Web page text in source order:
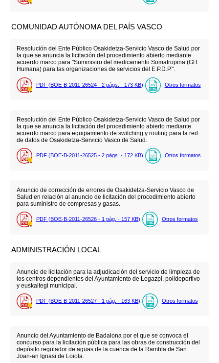
COMUNIDAD AUTÓNOMA DEL PAÍS VASCO
Resolución del Ente Público Osakidetza-Servicio Vasco de Salud por
la que se anuncia la licitación del procedimiento abierto mediante
acuerdo marco para "Suministro del medicamento Somatropina (GH
Humana) para las organizaciones de servicios del E.P.D.P.".
PDF (BOE-B-2011-26524 - 2 págs. - 173 KB) Otros formatos
Resolución del Ente Público Osakidetza-Servicio Vasco de Salud por
la que se anuncia la licitación del procedimiento abierto mediante
acuerdo marco para equipamiento de switching y routing para la red
de datos de Osakidetza-Servicio Vasco de Salud.
PDF (BOE-B-2011-26525 - 2 págs. - 172 KB) Otros formatos
Anuncio de corrección de errores de Osakidetza-Servicio Vasco de
Salud en relación al anuncio de licitación del procedimiento abierto
para suministro de compresas y gasas.
PDF (BOE-B-2011-26526 - 1 pág. - 157 KB) Otros formatos
ADMINISTRACIÓN LOCAL
Anuncio de licitación para la adjudicación del servicio de limpieza de
los centros dependientes del Ayuntamiento de Legazpi, polideportivo
y euskaltegi municipal.
PDF (BOE-B-2011-26527 - 1 pág. - 163 KB) Otros formatos
Anuncio del Ayuntamiento de Badalona por el que se convoca el
concurso para la licitación pública para las obras de construcción del
depósito regulador de aguas de la cuenca de la Rambla de San
Joan-an Ignasi de Loiola.